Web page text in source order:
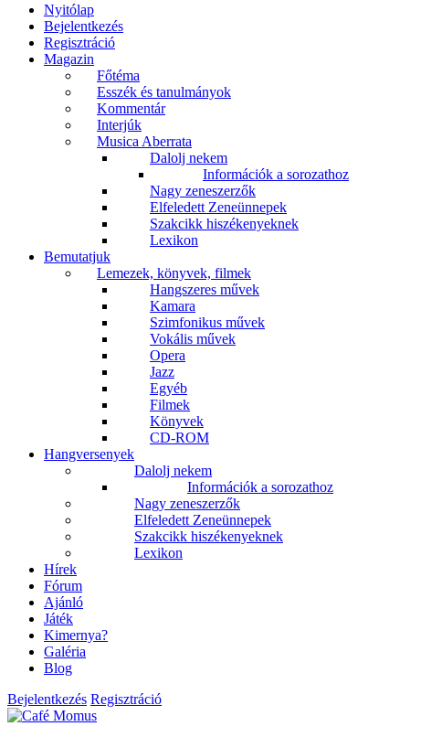
Nyitólap
Bejelentkezés
Regisztráció
Magazin
Főtéma
Esszék és tanulmányok
Kommentár
Interjúk
Musica Aberrata
Dalolj nekem
Információk a sorozathoz
Nagy zeneszerzők
Elfeledett Zeneünnepek
Szakcikk hiszékenyeknek
Lexikon
Bemutatjuk
Lemezek, könyvek, filmek
Hangszeres művek
Kamara
Szimfonikus művek
Vokális művek
Opera
Jazz
Egyéb
Filmek
Könyvek
CD-ROM
Hangversenyek
Dalolj nekem
Információk a sorozathoz
Nagy zeneszerzők
Elfeledett Zeneünnepek
Szakcikk hiszékenyeknek
Lexikon
Hírek
Fórum
Ajánló
Játék
Kimernya?
Galéria
Blog
Bejelentkezés Regisztráció